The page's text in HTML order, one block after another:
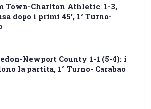
Town-Charlton Athletic: 1-3,
dopo i primi 45′, 1° Turno-
Newport County 1-1 (5-4): i
la partita, 1° Turno- Carabao